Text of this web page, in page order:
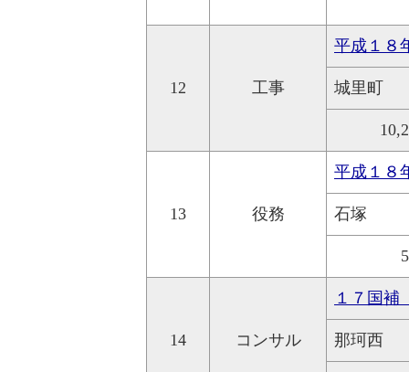
12 工事
平成１８
城里町
13 役務
平成１８
石塚
14 コンサル
１７国
那珂西